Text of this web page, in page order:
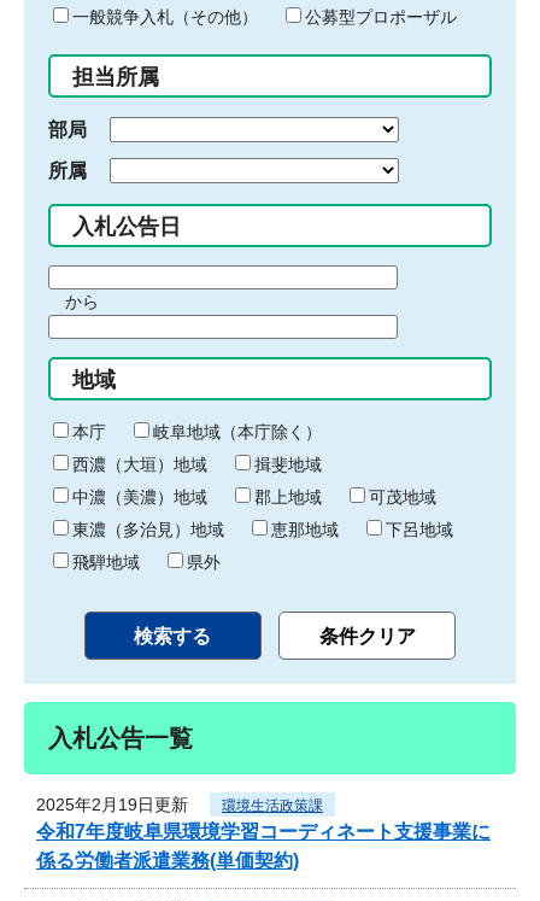
ド
入
力
一般競争入札（その他）
公募型プロポーザル
担当所属
部局
所属
入札公告日
間
始
り
から
間
終
わ
り
地域
本庁
岐阜地域（本庁除く）
西濃（大垣）地域
揖斐地域
中濃（美濃）地域
郡上地域
可茂地域
東濃（多治見）地域
恵那地域
下呂地域
飛騨地域
県外
入札公告一覧
2025年2月19日更新 環境生活政策課
令和7年度岐阜県環境学習コーディネート支援事業に
係る労働者派遣業務(単価契約)